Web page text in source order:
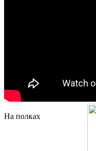
На полках